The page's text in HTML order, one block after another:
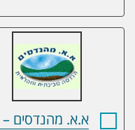
א.א. מהנדסים